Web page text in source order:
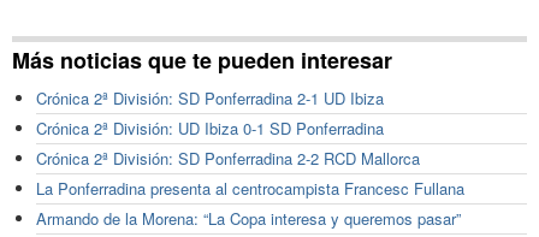
Más noticias que te pueden interesar
Crónica 2ª División: SD Ponferradina 2-1 UD Ibiza
Crónica 2ª División: UD Ibiza 0-1 SD Ponferradina
Crónica 2ª División: SD Ponferradina 2-2 RCD Mallorca
La Ponferradina presenta al centrocampista Francesc Fullana
Armando de la Morena: “La Copa interesa y queremos pasar”